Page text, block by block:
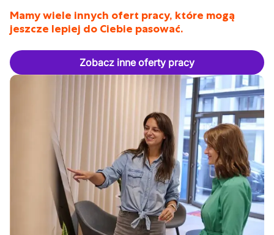
Mamy wiele innych ofert pracy, które mogą
jeszcze lepiej do Ciebie pasować.
Zobacz inne oferty pracy